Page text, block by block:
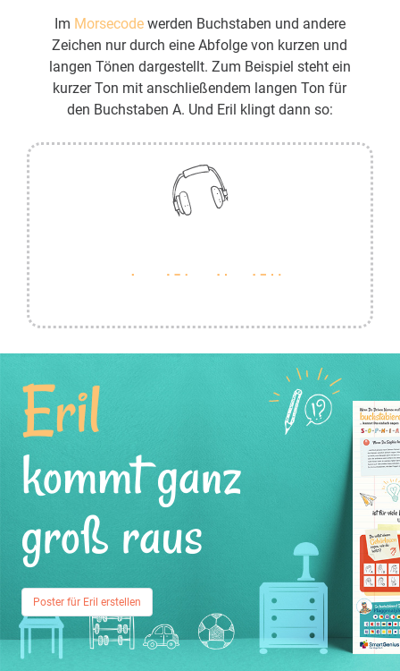
Im Morsecodewerden Buchstaben und andere
Zeichen nur durch eine Abfolge von kurzen und
langen Tönen dargestellt. Zum Beispiel steht ein
kurzer Ton mit anschließendem langen Ton für
den Buchstaben A. Und Eril klingt dann so:
Eril
kommt ganz
groß raus
Poster für Eril erstellen